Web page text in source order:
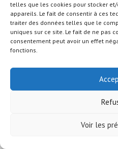
telles que les cookies pour stocker
appareils. Le fait de consentir à ces
traiter des données telles que le
uniques sur ce site. Le fait de ne pas
consentement peut avoir un effet
fonctions.
Voir les
© COPYRIGHT -